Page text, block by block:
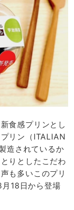
食感プリンとし
リン（ITALIAN
造されているか
りとしたこだわ
も多いこのプリ
18日から登場